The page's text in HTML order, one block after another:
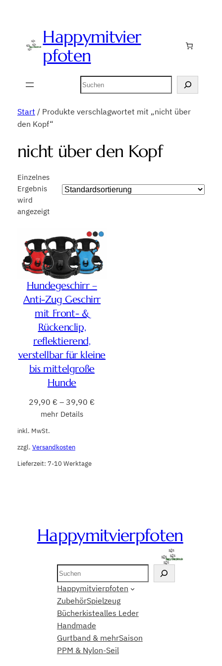
Happymitvier
pfoten
Suchen
Start / Produkte verschlagwortet mit „nicht über
den Kopf“
nicht über den Kopf
Einzelnes
Ergebnis
wird
angezeigt
Hundegeschirr –
Anti-Zug Geschirr
mit Front- &
Rückenclip,
reflektierend,
verstellbar für kleine
bis mittelgroße
Hunde
29,90 € – 39,90 €
mehr Details
inkl. MwSt.
zzgl. Versandkosten
Lieferzeit: 7-10 Werktage
Happymitvierpfoten
Suchen
Happymitvierpfoten
ZubehörSpielzeug
Bücherkistealles Leder
Handmade
Gurtband & mehrSaison
PPM & Nylon-Seil